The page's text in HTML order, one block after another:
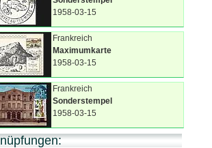
1958-03-15
Frankreich
Maximumkarte
1958-03-15
Frankreich
Sonderstempel
1958-03-15